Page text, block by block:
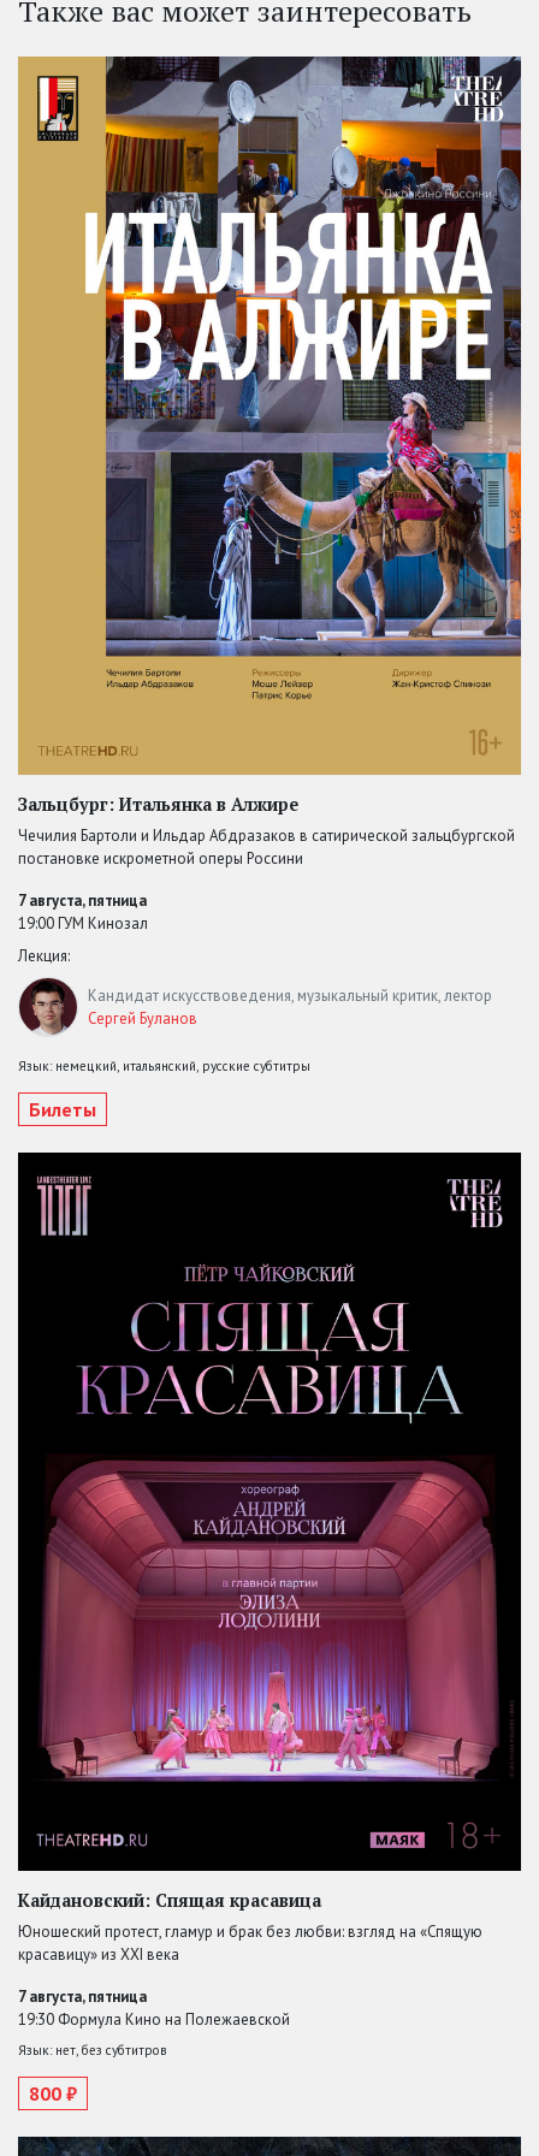
Также вас может заинтересовать
Зальцбург: Итальянка в Алжире
Чечилия Бартоли и Ильдар Абдразаков в сатирической зальцбургской
постановке искрометной оперы Россини
7 августа, пятница
19:00 ГУМ Кинозал
Лекция:
Кандидат искусствоведения, музыкальный критик, лектор
Сергей Буланов
Язык: немецкий, итальянский, русские субтитры
Билеты
Кайдановский: Спящая красавица
Юношеский протест, гламур и брак без любви: взгляд на «Спящую
красавицу» из XXI века
7 августа, пятница
19:30 Формула Кино на Полежаевской
Язык: нет, без субтитров
800 ₽